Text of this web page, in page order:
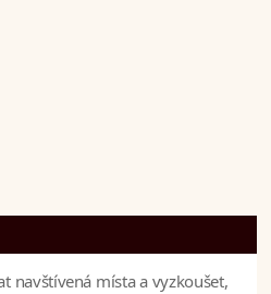
navštívená místa a vyzkoušet,